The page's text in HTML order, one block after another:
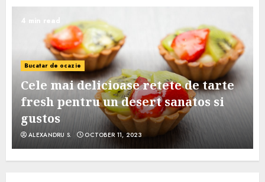
4 min read
Bucatar de ocazie
Cele mai delicioase retete de tarte
fresh pentru un desert sanatos si
gustos
ALEXANDRU S. OCTOBER 11, 2023